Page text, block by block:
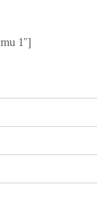
1″]